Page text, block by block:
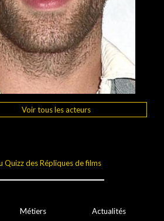
Voir tous les acteurs
Quizz des Répliques de films
Métiers Actualités